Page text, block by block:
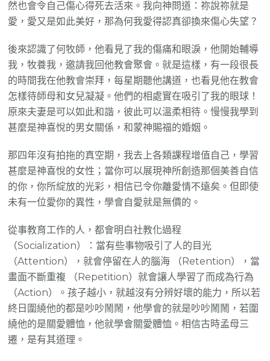
然也會令自己傷心得死去活來。我向神問道：祢說祢就是
愛，愛又是如此美好，那為何我愛得認真卻換來傷心失望？
後來認識了何牧師，他看見了我的傷痛和眼淚，他開始輔導
我，牧養我，邀請我回他教會聚會。就是這樣，有一段很長
的時間我在他教會崇拜，每星期聽他講道，也看見他在教會
怎樣待師母和女兒凝凝。他們的相處實在吸引了我的眼球！
原來夫妻是可以如此和諧，彼此可以溫柔相待。慢慢我學到
甚麼是神喜悅的男女關係，和蒙神賜福的婚姻。
那四年沒有拍拖的真空期，我去上各類課程增值自己，學習
甚麼是神喜悅的女性；當你可以展現神所創造那個美善自信
的你，你所綻放的光彩，相信已令你離愛情不遠矣。但即使
未有一位愛你的異性，學會自愛就是無價的。
從事教育工作的人，都會明白社教化過程
（Socialization）：當有些事物吸引了人的目光
（Attention），就會停留在人的腦海 （Retention），當
畫面不斷重複 （Repetition）就會讓人學習了而成為行為
（Action）。孩子越小，就越沒有分辨好壞的能力，所以若
終日圍繞他的都是吵吵鬧鬧，他學會的就是吵吵鬧鬧，若圍
繞他的是關愛體恤，他就學會關愛體恤。相信古時孟母三
遷，是有其道理。